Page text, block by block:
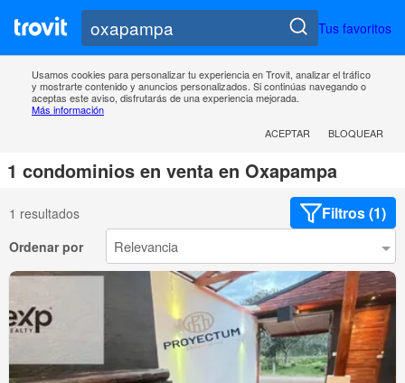
Tus favoritos
Usamos cookies para personalizar tu experiencia en Trovit, analizar el tráfico
y mostrarte contenido y anuncios personalizados. Si continúas navegando o
aceptas este aviso, disfrutarás de una experiencia mejorada.
Más información
ACEPTAR
BLOQUEAR
1 condominios en venta en Oxapampa
1 resultados Filtros (1)
Ordenar por